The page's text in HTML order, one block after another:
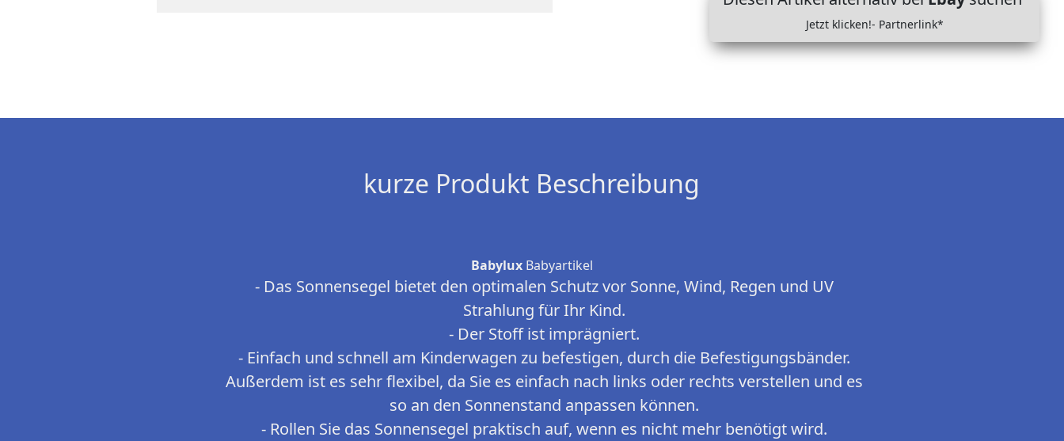
Jetzt klicken!- Partnerlink*
kurze Produkt Beschreibung
BabyluxBabyartikel
- Das Sonnensegel bietet den optimalen Schutz vor Sonne, Wind, Regen und UV
Strahlung für Ihr Kind.
- Der Stoff ist imprägniert.
- Einfach und schnell am Kinderwagen zu befestigen, durch die Befestigungsbänder.
Außerdem ist es sehr flexibel, da Sie es einfach nach links oder rechts verstellen und es
so an den Sonnenstand anpassen können.
- Rollen Sie das Sonnensegel praktisch auf, wenn es nicht mehr benötigt wird.